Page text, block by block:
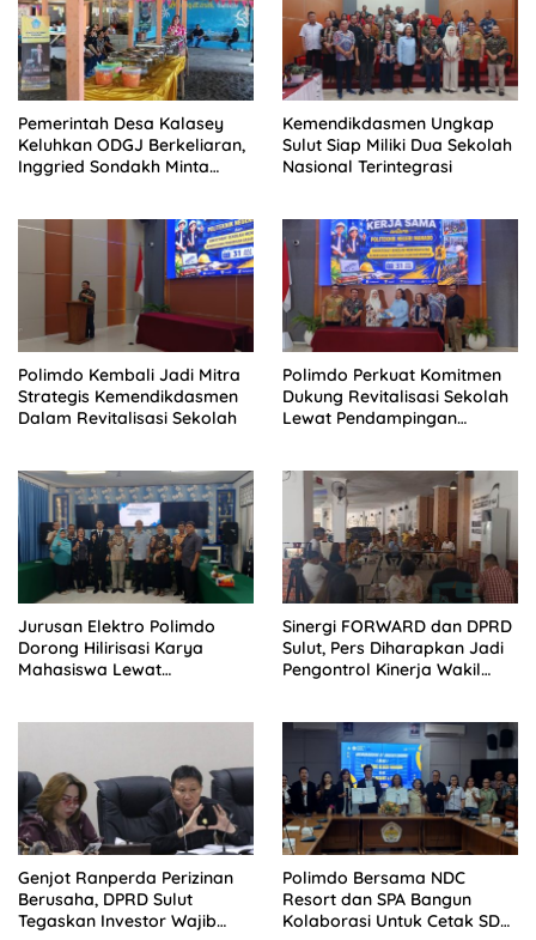
Pemerintah Desa Kalasey
Keluhkan ODGJ Berkeliaran,
Inggried Sondakh Minta
Kemendikdasmen Ungkap
Sulut Siap Miliki Dua Sekolah
Nasional Terintegrasi
Polimdo Kembali Jadi Mitra
Strategis Kemendikdasmen
Dalam Revitalisasi Sekolah
Polimdo Perkuat Komitmen
Dukung Revitalisasi Sekolah
Lewat Pendampingan
Jurusan Elektro Polimdo
Dorong Hilirisasi Karya
Mahasiswa Lewat
Sinergi FORWARD dan DPRD
Sulut, Pers Diharapkan Jadi
Pengontrol Kinerja Wakil
Genjot Ranperda Perizinan
Berusaha, DPRD Sulut
Tegaskan Investor Wajib
Polimdo Bersama NDC
Resort dan SPA Bangun
Kolaborasi Untuk Cetak SDM